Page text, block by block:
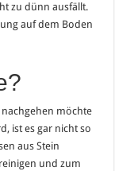
zu dünn ausfällt.
auf dem Boden
möchte
ist es gar nicht so
aus Stein
und zum